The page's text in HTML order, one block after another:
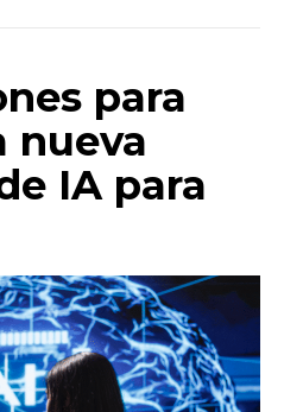
para
nueva
IA para